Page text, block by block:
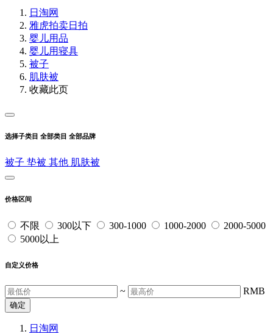
日淘网
雅虎拍卖日拍
婴儿用品
婴儿用寝具
被子
肌肤被
收藏此页
选择子类目 全部类目 全部品牌
被子 垫被 其他 肌肤被
价格区间
不限 300以下 300-1000 1000-2000
2000-5000
5000以上
自定义价格
~ RMB
确定
日淘网